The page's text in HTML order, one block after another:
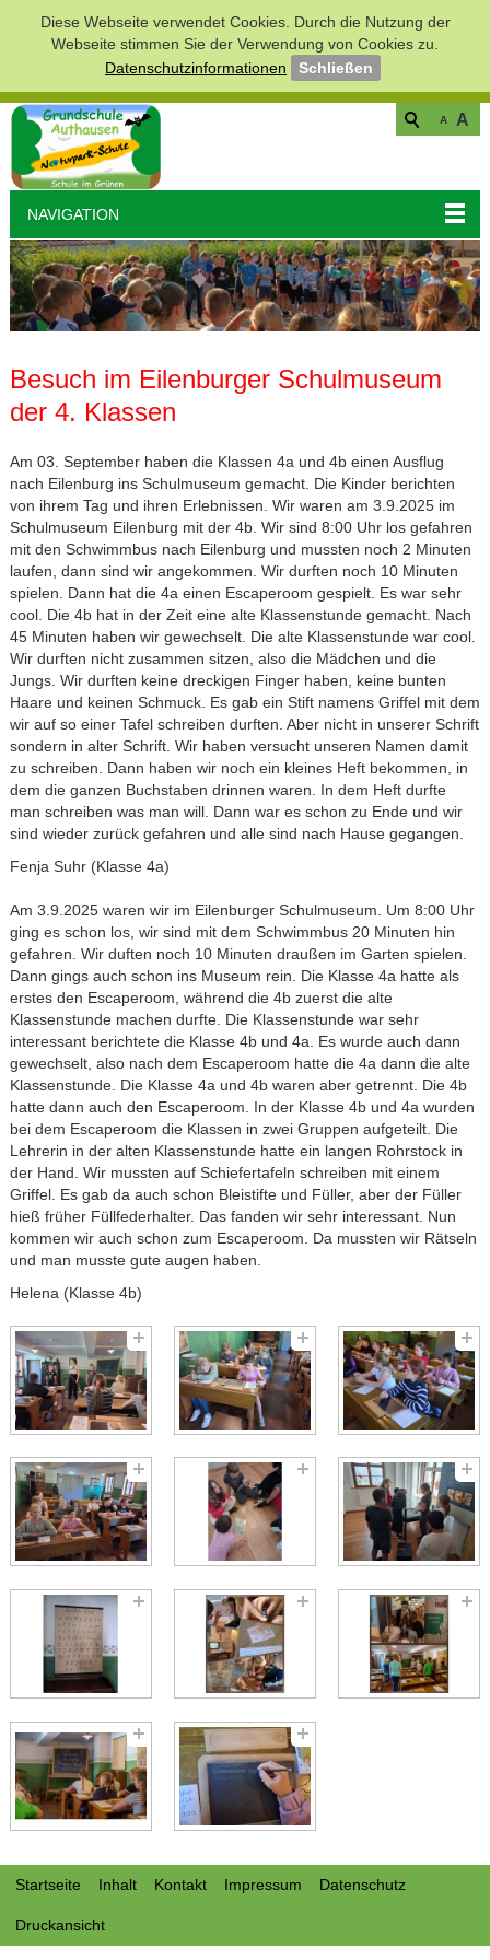
Diese Webseite verwendet Cookies. Durch die Nutzung der
Webseite stimmen Sie der Verwendung von Cookies zu.
Datenschutzinformationen
Schließen
A A
NAVIGATION
Besuch im Eilenburger Schulmuseum
der 4. Klassen
Am 03. September haben die Klassen 4a und 4b einen Ausflug
nach Eilenburg ins Schulmuseum gemacht. Die Kinder berichten
von ihrem Tag und ihren Erlebnissen. Wir waren am 3.9.2025 im
Schulmuseum Eilenburg mit der 4b. Wir sind 8:00 Uhr los gefahren
mit den Schwimmbus nach Eilenburg und mussten noch 2 Minuten
laufen, dann sind wir angekommen. Wir durften noch 10 Minuten
spielen. Dann hat die 4a einen Escaperoom gespielt. Es war sehr
cool. Die 4b hat in der Zeit eine alte Klassenstunde gemacht. Nach
45 Minuten haben wir gewechselt. Die alte Klassenstunde war cool.
Wir durften nicht zusammen sitzen, also die Mädchen und die
Jungs. Wir durften keine dreckigen Finger haben, keine bunten
Haare und keinen Schmuck. Es gab ein Stift namens Griffel mit dem
wir auf so einer Tafel schreiben durften. Aber nicht in unserer Schrift
sondern in alter Schrift. Wir haben versucht unseren Namen damit
zu schreiben. Dann haben wir noch ein kleines Heft bekommen, in
dem die ganzen Buchstaben drinnen waren. In dem Heft durfte
man schreiben was man will. Dann war es schon zu Ende und wir
sind wieder zurück gefahren und alle sind nach Hause gegangen.
Fenja Suhr (Klasse 4a)
Am 3.9.2025 waren wir im Eilenburger Schulmuseum. Um 8:00 Uhr
ging es schon los, wir sind mit dem Schwimmbus 20 Minuten hin
gefahren. Wir duften noch 10 Minuten draußen im Garten spielen.
Dann gings auch schon ins Museum rein. Die Klasse 4a hatte als
erstes den Escaperoom, während die 4b zuerst die alte
Klassenstunde machen durfte. Die Klassenstunde war sehr
interessant berichtete die Klasse 4b und 4a. Es wurde auch dann
gewechselt, also nach dem Escaperoom hatte die 4a dann die alte
Klassenstunde. Die Klasse 4a und 4b waren aber getrennt. Die 4b
hatte dann auch den Escaperoom. In der Klasse 4b und 4a wurden
bei dem Escaperoom die Klassen in zwei Gruppen aufgeteilt. Die
Lehrerin in der alten Klassenstunde hatte ein langen Rohrstock in
der Hand. Wir mussten auf Schiefertafeln schreiben mit einem
Griffel. Es gab da auch schon Bleistifte und Füller, aber der Füller
hieß früher Füllfederhalter. Das fanden wir sehr interessant. Nun
kommen wir auch schon zum Escaperoom. Da mussten wir Rätseln
und man musste gute augen haben.
Helena (Klasse 4b)
Startseite Inhalt Kontakt Impressum Datenschutz
Druckansicht